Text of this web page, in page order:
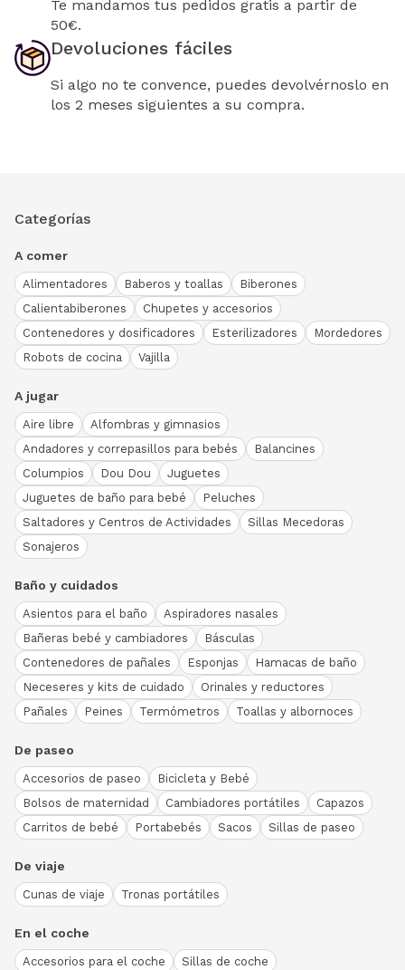
Te mandamos tus pedidos gratis a partir de
50€.
Devoluciones fáciles
Si algo no te convence, puedes devolvérnoslo en
los 2 meses siguientes a su compra.
Categorías
A comer
Alimentadores Baberos y toallas
Biberones
Calientabiberones
Chupetes y accesorios
Contenedores y dosificadores
Esterilizadores
Mordedores
Robots de cocina
Vajilla
A jugar
Aire libre
Alfombras y gimnasios
Andadores y correpasillos para bebés
Balancines
Columpios
Dou Dou
Juguetes
Juguetes de baño para bebé
Peluches
Saltadores y Centros de Actividades
Sillas Mecedoras
Sonajeros
Baño y cuidados
Asientos para el baño
Aspiradores nasales
Bañeras bebé y cambiadores
Básculas
Contenedores de pañales
Esponjas
Hamacas de baño
Neceseres y kits de cuidado
Orinales y reductores
Pañales
Peines Termómetros Toallas y albornoces
De paseo
Accesorios de paseo
Bicicleta y Bebé
Bolsos de maternidad
Cambiadores portátiles
Capazos
Carritos de bebé
Portabebés Sacos Sillas de paseo
De viaje
Cunas de viaje Tronas portátiles
En el coche
Accesorios para el coche Sillas de coche